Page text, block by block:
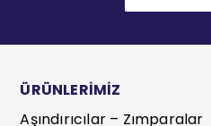
ÜRÜNLERİMİZ
Aşındırıcılar – Zımparalar